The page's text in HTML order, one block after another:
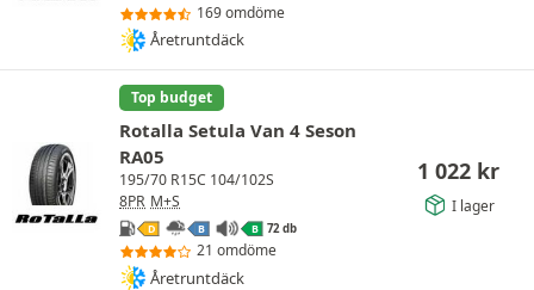
169 omdöme
Åretruntdäck
Top budget
Rotalla Setula Van 4 Seson
RA05
195/70 R15C 104/102S
8PR M+S
D B B 72 db
21 omdöme
Åretruntdäck
1 022 kr
I lager